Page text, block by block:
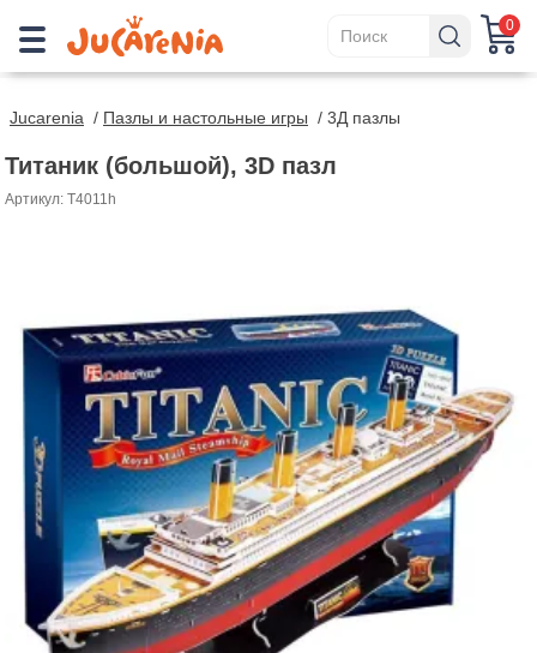
0
Jucarenia / Пазлы и настольные игры / 3Д пазлы
Титаник (большой), 3D пазл
Артикул: T4011h